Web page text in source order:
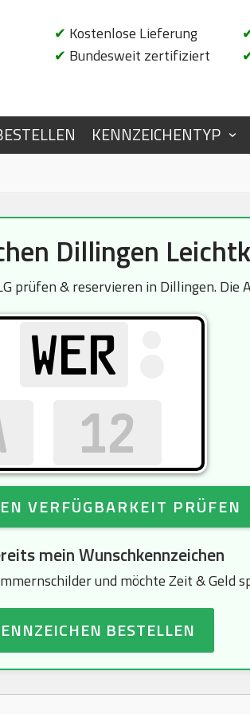
✔ Kostenlose Lieferung
✔ Bundesweit zertifiziert
KENNZEICHENTYP
Dillingen
prüfen & reservieren in Dillingen. Die
VERFÜGBARKEIT PRÜFEN
mein Wunschkennzeichen
und möchte Zeit & Geld
BESTELLEN